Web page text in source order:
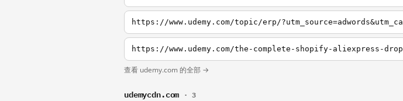
查看 udemy.com 的全部 →
udemycdn.com · 3